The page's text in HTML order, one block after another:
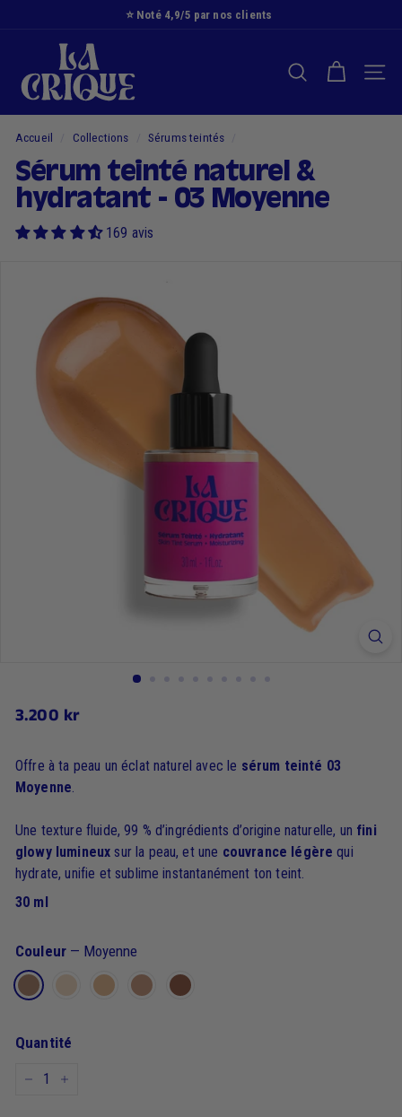
⭐️ Noté 4,9/5 par nos clients
a
C
r
i
q
u
e
RECHERCHER
Accueil Collections Sérums teintés
Sérum teinté naturel &
hydratant - 03 Moyenne
169 avis
Prix
3.200 kr3.200
Offre à ta peau un éclat naturel avec le sérum teinté 03
Moyenne.
Une texture fluide, 99 % d’ingrédients d’origine naturelle, un fini
glowy lumineuxsur la peau, et une couvrance légère qui
hydrate, unifie et sublime instantanément ton teint.
30 ml
Couleur — Moyenne
Quantité